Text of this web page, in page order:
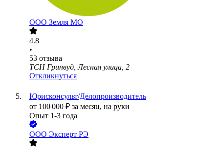
ООО Земля МО
4.8
•
53 отзыва
ТСН Гринвуд, Лесная улица, 2
Откликнуться
Юрисконсульт/Делопроизводитель
от 100 000 ₽ за месяц, на руки
Опыт 1-3 года
ООО Эксперт РЭ